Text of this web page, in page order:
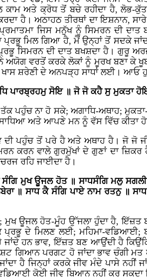
ਕਾਮ ਅਤੇ ਕ੍ਰੋਧ ਤੋਂ ਬਚੇ ਰਹੀਦਾ ਹੈ,
ਹੈ। ਅਠਾਹਠ ਤੀਰਥਾਂ ਦਾ ਇਸ਼ਨਾਨ,
ਜਿਸ ਮਨੁੱਖ ਨੂੰ ਸਿਮਰਨ ਦੀ
ਪ੍ਰਭੂ ਮਿਲ ਗਿਆ ਹੈ, ਮੈਂ ਉਨ੍ਹਾਂ ਤੋਂ ਸਦਕੇ
ਸਿਮਰਨ ਦੀ ਦਾਤ ਬਖਸ਼ਦਾ ਹੈ। ਗੁਰੂ
ਅਯੋਗ ਵਰਤੋਂ ਕਰਕੇ ਲੋਕਾਂ ਨੂੰ ਮੂਰਖ ਬਣਾ ਕੇ
ਖਾਸ ਸ਼ਰੇਣੀ ਦੇ ਅਨਪੜ੍ਹ ਸਾਧਾਂ ਲਈ। ਆਓ
ਪਾਰਬ੍ਰਹਮੁ ਸੋਇ ॥ ਜੋ ਜੋ ਕਹੈ ਸੁ ਮੁਕਤਾ ਹੋਇ
ਪਹੁੰਚ ਨਾ ਹੋ ਸਕੇ; ਅਗਾਧਿ-ਅਥਾਹ;
ਅਤੇ ਆਪਣੇ ਮਨ ਨੂੰ ਵੱਸ ਵਿੱਚ ਕੀਤਾ
ਪਹੁੰਚ ਤੋਂ ਪਰੇ ਹੈ ਅਤੇ ਅਥਾਹ ਹੈ। ਜੋ ਜੋ
ਕਰਨ ਵਾਲੇ ਗੁਰਮੁੱਖਾਂ ਦੇ ਗੁਣਾਂ ਦਾ
ਰਹਿ ਜਾਈਦਾ ਹੈ।
ਮੁਖ ਊਜਲ ਹੋਤ ॥ ਸਾਧਸੰਗਿ ਮਲੁ
॥ ਸਾਧ ਕੈ ਸੰਗਿ ਪਾਏ ਨਾਮ ਰਤਨੁ ॥
ਊਜਲ ਹੋਤ-ਮੂੰਹ ਉੱਜਲਾ ਹੁੰਦਾ ਹੈ, ਇੱਜ਼ਤ
ਦੇ ਮਿਲਣ ਲਈ; ਮਹਿਮਾ-ਵਡਿਆਈ;
ਹਨ ਭਾਵ, ਇੱਜ਼ਤ ਬਣ ਆਉਂਦੀ ਹੈ ਕਿਉਂਕਿ
ਗਿਆਨ ਪਰਗਟ ਹੋ ਜਾਂਦਾ ਭਾਵ ਚੰਗੀ
ਜਾਂਦਾ ਹੈ ਜਿਨ੍ਹਾਂ ਕਰਕੇ ਜੀਵ ਮੰਦੇ ਪਾਸੇ
ਕੋਈ ਜੀਵ ਬਿਆਨ ਨਹੀਂ ਕਰ ਸਕਦਾ